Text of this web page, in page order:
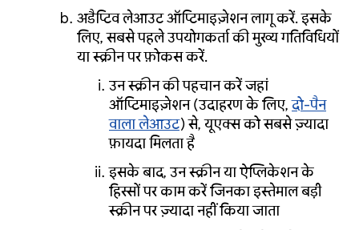
अडैप्टिव लेआउट ऑप्टिमाइज़ेशन लागू करें. इसके
लिए, सबसे पहले उपयोगकर्ता की मुख्य गतिविधियों
या स्क्रीन पर फ़ोकस करें.
उन स्क्रीन की पहचान करें जहां
ऑप्टिमाइज़ेशन (उदाहरण के लिए,दो-पैन
वाला लेआउट) से, यूएक्स को सबसे ज़्यादा
फ़ायदा मिलता है
इसके बाद, उन स्क्रीन या ऐप्लिकेशन के
हिस्सों पर काम करें जिनका इस्तेमाल बड़ी
स्क्रीन पर ज़्यादा नहीं किया जाता